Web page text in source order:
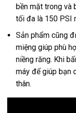
bền mặt trong và
tối đa là 150 PSI
Sản phẩm cũng
miệng giúp phù
niềng răng. Khi
máy để giúp bạn
thân.